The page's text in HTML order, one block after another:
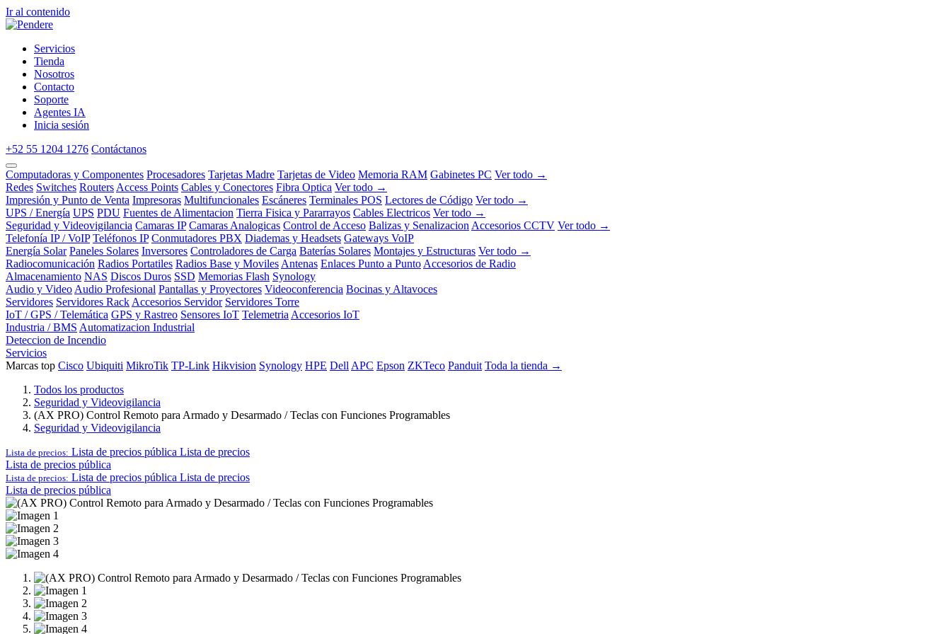
Ir al contenido
Servicios
Tienda
Nosotros
Contacto
Soporte
Agentes IA
Inicia sesión
+52 55 1204 1276 Contáctanos
Computadoras y Componentes Procesadores Tarjetas Madre Tarjetas de Video Memoria RAM Gabinetes PC Ver todo →
Redes Switches Routers Access Points Cables y Conectores Fibra Optica Ver todo →
Impresión y Punto de Venta Impresoras Multifuncionales Escáneres Terminales POS Lectores de Código Ver todo →
UPS / Energía UPS PDU Fuentes de Alimentacion Tierra Fisica y Pararrayos Cables Electricos Ver todo →
Seguridad y Videovigilancia Camaras IP Camaras Analogicas Control de Acceso Balizas y Senalizacion Accesorios CCTV Ver todo →
Telefonía IP / VoIP Teléfonos IP Conmutadores PBX Diademas y Headsets Gateways VoIP
Energía Solar Paneles Solares Inversores Controladores de Carga Baterías Solares Montajes y Estructuras Ver todo →
Radiocomunicación Radios Portatiles Radios Base y Moviles Antenas Enlaces Punto a Punto Accesorios de Radio
Almacenamiento NAS Discos Duros SSD Memorias Flash Synology
Audio y Video Audio Profesional Pantallas y Proyectores Videoconferencia Bocinas y Altavoces
Servidores Servidores Rack Accesorios Servidor Servidores Torre
IoT / GPS / Telemática GPS y Rastreo Sensores IoT Telemetria Accesorios IoT
Industria / BMS Automatizacion Industrial
Deteccion de Incendio
Servicios
Marcas top Cisco Ubiquiti MikroTik TP-Link Hikvision Synology HPE Dell APC Epson ZKTeco Panduit Toda la tienda →
Todos los productos
Seguridad y Videovigilancia
(AX PRO) Control Remoto para Armado y Desarmado / Teclas con Funciones Programables
Seguridad y Videovigilancia
Lista de precios: Lista de precios pública Lista de precios
Lista de precios pública
Lista de precios: Lista de precios pública Lista de precios
Lista de precios pública